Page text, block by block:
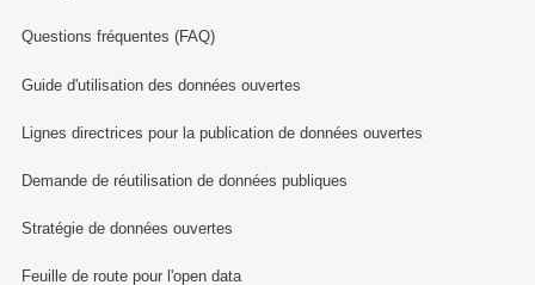
Questions fréquentes (FAQ)
Guide d'utilisation des données ouvertes
Lignes directrices pour la publication de données ouvertes
Demande de réutilisation de données publiques
Stratégie de données ouvertes
Feuille de route pour l'open data